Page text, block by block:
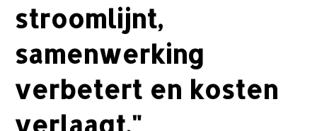
stroomlijnt,
samenwerking
verbetert en kosten
verlaagt."